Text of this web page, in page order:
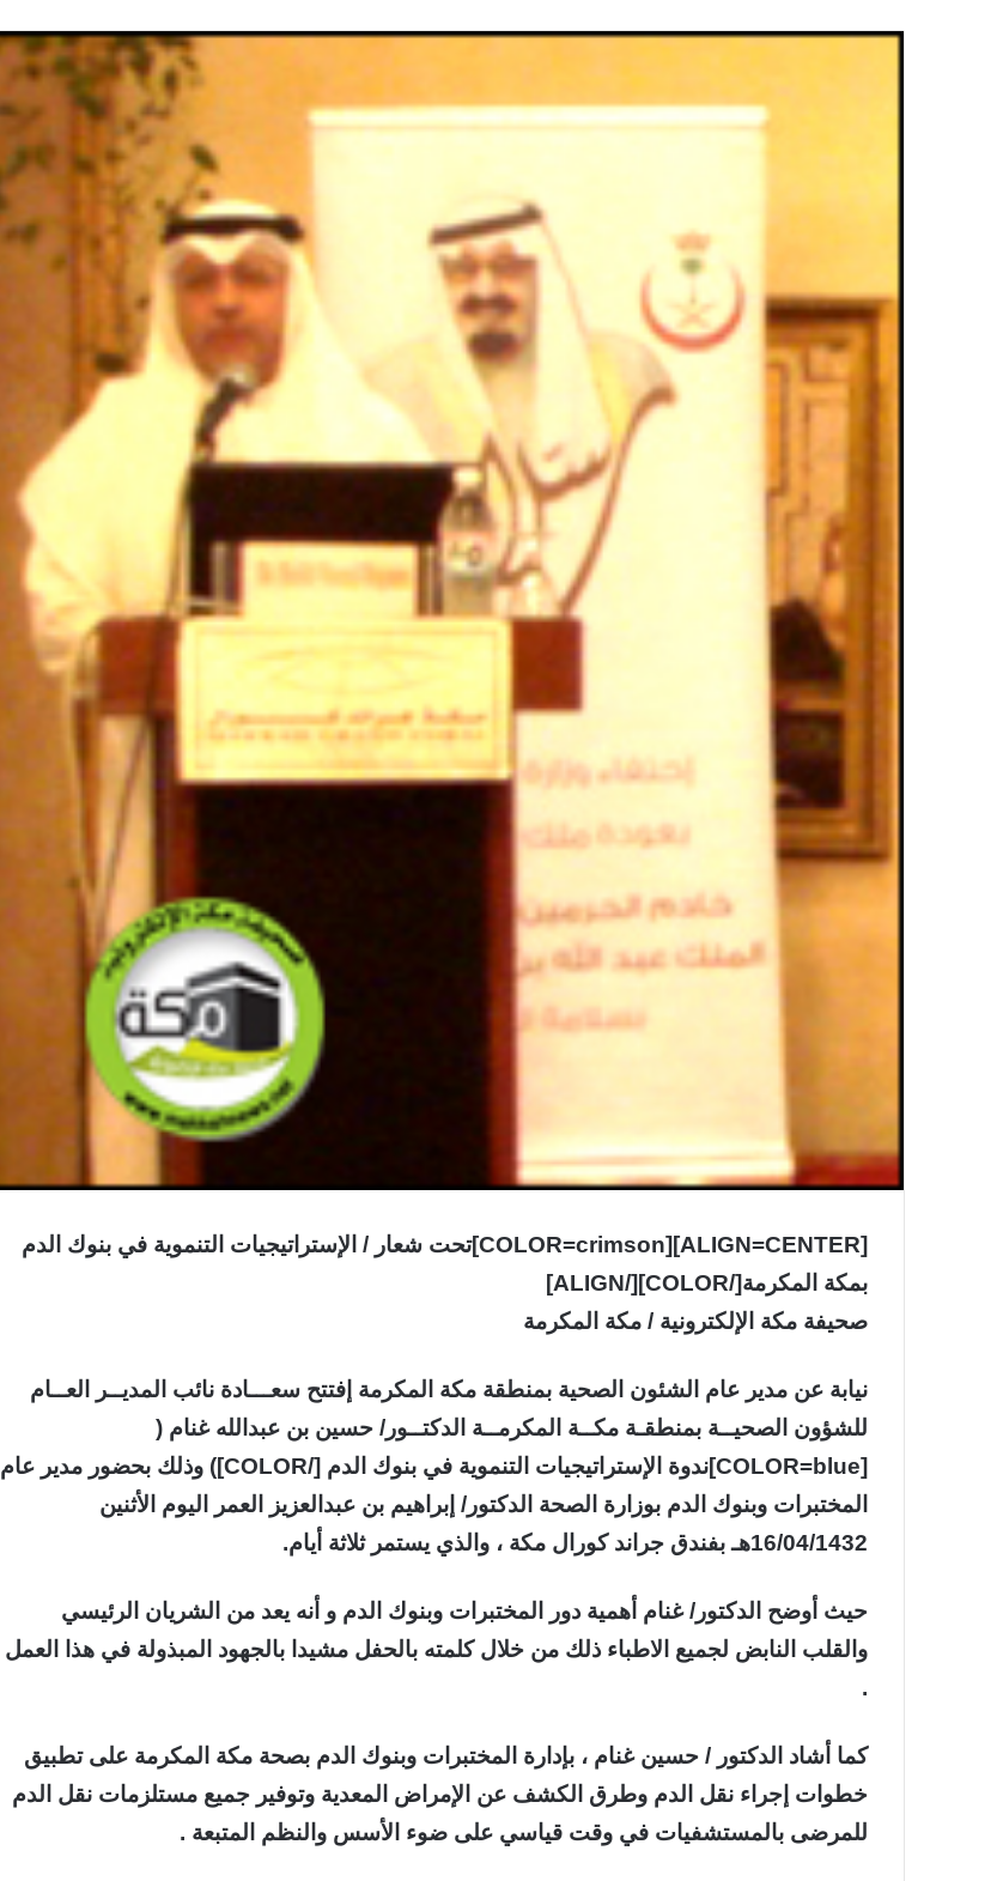
[ALIGN=CENTER][COLOR=crimson]تحت شعار / الإستراتيجيات التنموية في بنوك الدم
بمكة المكرمة[/COLOR][/ALIGN]
صحيفة مكة الإلكترونية / مكة المكرمة
نيابة عن مدير عام الشئون الصحية بمنطقة مكة المكرمة إفتتح سعـــادة نائب المديــر العــام
للشؤون الصحيــة بمنطقـة مكــة المكرمــة الدكتــور/ حسين بن عبدالله غنام (
[COLOR=blue]ندوة الإستراتيجيات التنموية في بنوك الدم [/COLOR]) وذلك بحضور مدير عام
المختبرات وبنوك الدم بوزارة الصحة الدكتور/ إبراهيم بن عبدالعزيز العمر اليوم الأثنين
16/04/1432هـ بفندق جراند كورال مكة ، والذي يستمر ثلاثة أيام.
حيث أوضح الدكتور/ غنام أهمية دور المختبرات وبنوك الدم و أنه يعد من الشريان الرئيسي
والقلب النابض لجميع الاطباء ذلك من خلال كلمته بالحفل مشيدا بالجهود المبذولة في هذا العمل
.
كما أشاد الدكتور / حسين غنام ، بإدارة المختبرات وبنوك الدم بصحة مكة المكرمة على تطبيق
خطوات إجراء نقل الدم وطرق الكشف عن الإمراض المعدية وتوفير جميع مستلزمات نقل الدم
للمرضى بالمستشفيات في وقت قياسي على ضوء الأسس والنظم المتبعة .